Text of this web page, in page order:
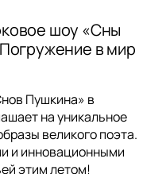
шоу «Сны
в мир
Пушкина» в
на уникальное
великого поэта.
и инновационными
этим летом!